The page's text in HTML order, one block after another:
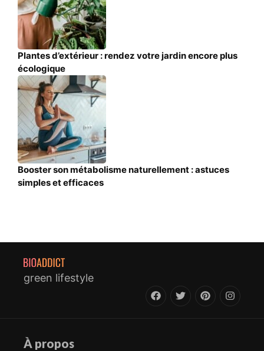
Plantes d’extérieur : rendez votre jardin encore plus
écologique
Booster son métabolisme naturellement : astuces
simples et efficaces
green lifestyle
À propos